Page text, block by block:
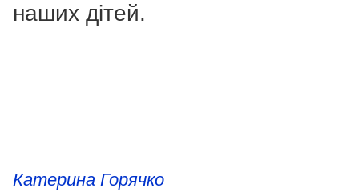
наших дітей.
Катерина Горячко